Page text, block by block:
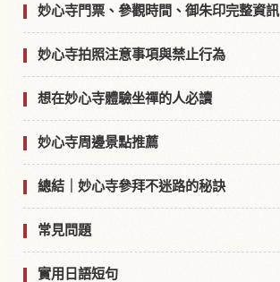
妙心寺門票、參觀時間、御朱印完整資訊
妙心寺拍照注意事項與禁止行為
想在妙心寺體驗坐禪的人必讀
妙心寺周邊景點推薦
總結｜妙心寺參拜不迷路的秘訣
常見問題
實用日語短句